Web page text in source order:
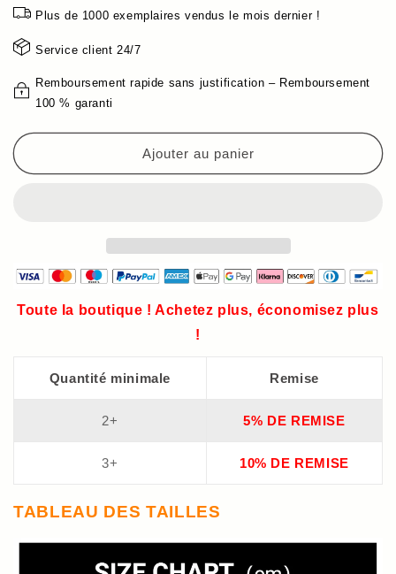
🔥
asymétrique
femme
avec
en
et
🔥
asymétrique
femme
avec
et
Plus de 1000 exemplaires vendus le mois dernier !
Service client 24/7
Remboursement rapide sans justification – Remboursement
100 % garanti
Ajouter au panier
Toute la boutique ! Achetez plus, économisez plus
!
Quantité minimale Remise
2+ 5% DE REMISE
3+ 10% DE REMISE
TABLEAU DES TAILLES